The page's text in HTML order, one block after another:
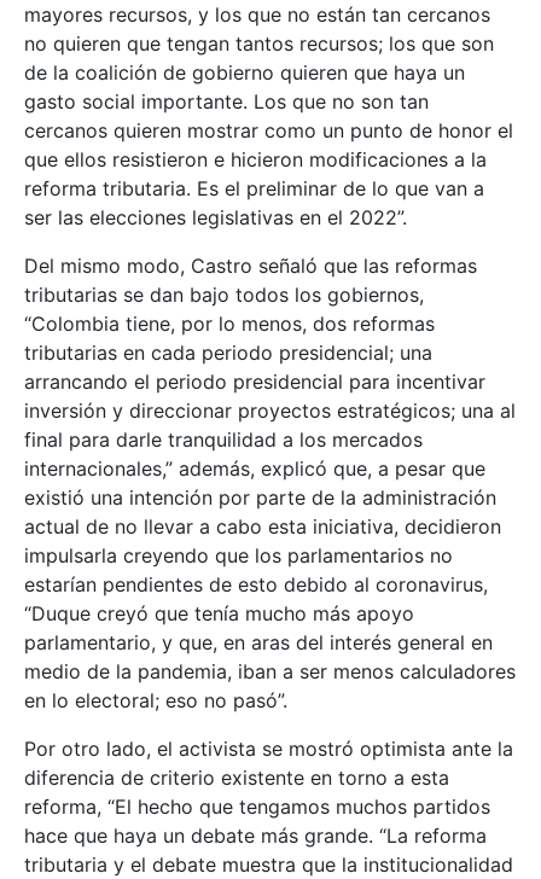
mayores recursos, y los que no están tan cercanos
no quieren que tengan tantos recursos; los que son
de la coalición de gobierno quieren que haya un
gasto social importante. Los que no son tan
cercanos quieren mostrar como un punto de honor el
que ellos resistieron e hicieron modificaciones a la
reforma tributaria. Es el preliminar de lo que van a
ser las elecciones legislativas en el 2022”.
Del mismo modo, Castro señaló que las reformas
tributarias se dan bajo todos los gobiernos,
“Colombia tiene, por lo menos, dos reformas
tributarias en cada periodo presidencial; una
arrancando el periodo presidencial para incentivar
inversión y direccionar proyectos estratégicos; una al
final para darle tranquilidad a los mercados
internacionales,” además, explicó que, a pesar que
existió una intención por parte de la administración
actual de no llevar a cabo esta iniciativa, decidieron
impulsarla creyendo que los parlamentarios no
estarían pendientes de esto debido al coronavirus,
“Duque creyó que tenía mucho más apoyo
parlamentario, y que, en aras del interés general en
medio de la pandemia, iban a ser menos calculadores
en lo electoral; eso no pasó”.
Por otro lado, el activista se mostró optimista ante la
diferencia de criterio existente en torno a esta
reforma, “El hecho que tengamos muchos partidos
hace que haya un debate más grande. “La reforma
tributaria y el debate muestra que la institucionalidad